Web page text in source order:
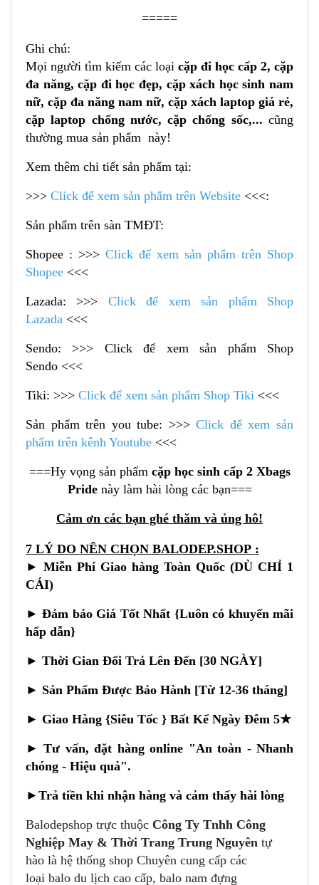
=====
Ghi chú:
Mọi người tìm kiếm các loại cặp đi học cấp 2, cặp
đa năng, cặp đi học đẹp, cặp xách học sinh nam
nữ, cặp đa năng nam nữ, cặp xách laptop giá rẻ,
cặp laptop chống nước, cặp chống sốc,... cũng
thường mua sản phẩm này!
Xem thêm chi tiết sản phẩm tại:
>>> Click để xem sản phẩm trên Website <<<:
Sản phẩm trên sàn TMĐT:
Shopee : >>> Click để xem sản phẩm trên Shop
Shopee <<<
Lazada: >>>
Click để xem sản phẩm Shop
Lazada <<<
Sendo: >>> Click để xem sản phẩm Shop
Sendo <<<
Tiki: >>> Click để xem sản phẩm Shop Tiki <<<
Sản phẩm trên you tube: >>>Click để xem sản
phẩm trên kênh Youtube <<<
===Hy vọng sản phẩm cặp học sinh cấp 2 Xbags
Pride này làm hài lòng các bạn===
Cảm ơn các bạn ghé thăm và ủng hô!
7 LÝ DO NÊN CHỌN BALODEP.SHOP :
► Miễn Phí Giao hàng Toàn Quốc (DÙ CHỈ 1
CÁI)
► Đảm bảo Giá Tốt Nhất {Luôn có khuyến mãi
hấp dẫn}
► Thời Gian Đổi Trả Lên Đến [30 NGÀY]
► Sản Phẩm Được Bảo Hành [Từ 12-36 tháng]
► Giao Hàng {Siêu Tốc } Bất Kể Ngày Đêm 5★
► Tư vấn, đặt hàng online "An toàn - Nhanh
chóng - Hiệu quả".
► Trả tiền khi nhận hàng và cảm thấy hài lòng
Balodepshop trực thuộc Công Ty Tnhh Công
Nghiệp May & Thời Trang Trung Nguyên tự
hào là hệ thống shop Chuyên cung cấp các
loại balo du lịch cao cấp, balo nam đựng